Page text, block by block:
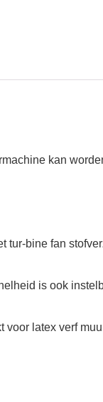
kan
tur-bine fan
is ook
latex verf